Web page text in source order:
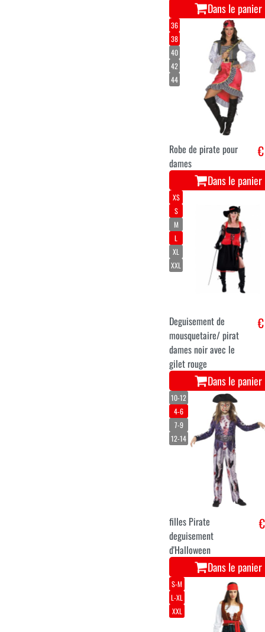
Dans le panier
36
38
40
42
44
Robe de pirate pour
dames
Dans le panier
XS
S
M
L
XL
XXL
Deguisement de
mousquetaire/ pirat
dames noir avec le
gilet rouge
Dans le panier
10-12
4-6
7-9
12-14
filles Pirate
deguisement
d'Halloween
Dans le panier
S-M
L-XL
XXL